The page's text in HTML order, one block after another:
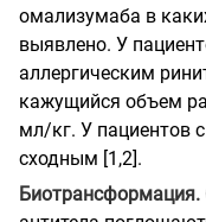
омализумаба в
выявлено. У
аллергическим
кажущийся объем
мл/кг. У пациентов
сходным [1,2].
Биотрансформация.